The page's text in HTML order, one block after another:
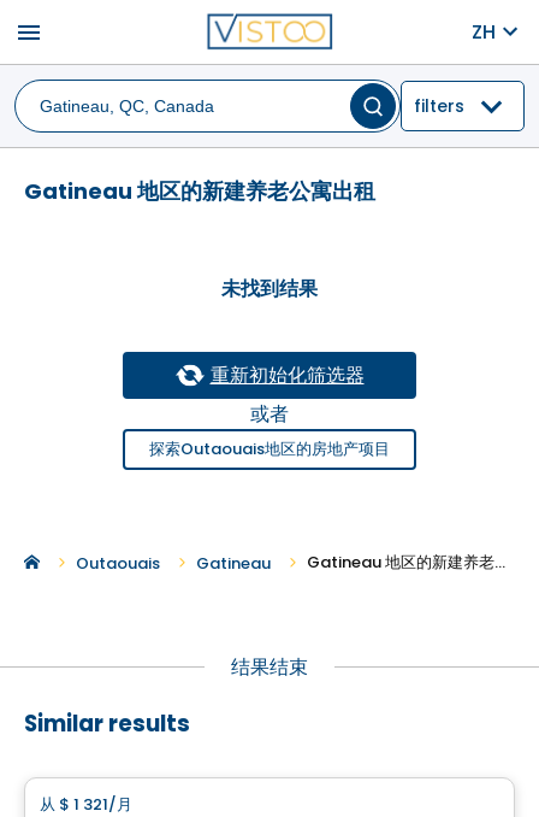
menu ZH
filters
Gatineau 地区的新建养老公寓出租
未找到结果
重新初始化筛选器
或者
探索Outaouais地区的房地产项目
Outaouais Gatineau Gatineau 地区的新建养老公寓出租
结果结束
Similar results
从 $ 1 321/月